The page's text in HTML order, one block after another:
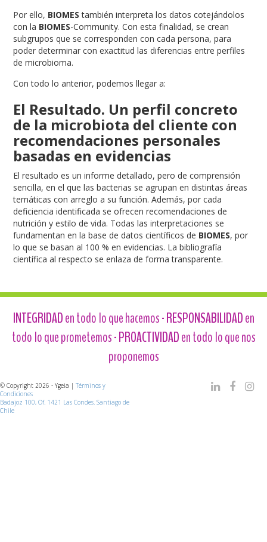
Por ello, BIOMES también interpreta los datos cotejándolos
con la BIOMES-Community. Con esta finalidad, se crean
subgrupos que se corresponden con cada persona, para
poder determinar con exactitud las diferencias entre perfiles
de microbioma.
Con todo lo anterior, podemos llegar a:
El Resultado. Un perfil concreto
de la microbiota del cliente con
recomendaciones personales
basadas en evidencias
El resultado es un informe detallado, pero de comprensión
sencilla, en el que las bacterias se agrupan en distintas áreas
temáticas con arreglo a su función. Además, por cada
deficiencia identificada se ofrecen recomendaciones de
nutrición y estilo de vida. Todas las interpretaciones se
fundamentan en la base de datos científicos de BIOMES, por
lo que se basan al 100 % en evidencias. La bibliografía
científica al respecto se enlaza de forma transparente.
INTEGRIDADen todo lo que hacemos -RESPONSABILIDADen
todo lo que prometemos -PROACTIVIDADen todo lo que nos
proponemos
© Copyright 2026 - Ygeia | Términos y
Condiciones
Badajoz 100, Of. 1421 Las Condes. Santiago de
Chile